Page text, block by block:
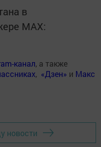
в
MАХ:
канал, а также
, «Дзен» и Макс
новости